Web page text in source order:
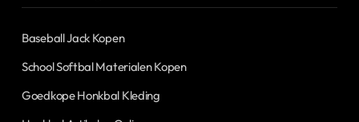
Baseball Jack Kopen
School Softbal Materialen Kopen
Goedkope Honkbal Kleding